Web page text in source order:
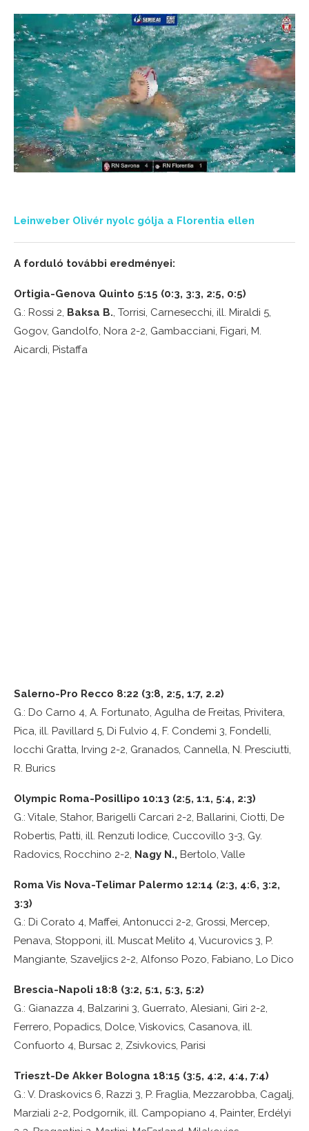
Leinweber Olivér nyolc gólja a Florentia ellen
A forduló további eredményei:
Ortigia-Genova Quinto 5:15 (0:3, 3:3, 2:5, 0:5)
G.: Rossi 2, Baksa B. , Torrisi, Carnesecchi, ill. Miraldi 5,
Gogov, Gandolfo, Nora 2-2, Gambacciani, Figari, M.
Aicardi, Pistaffa
Salerno-Pro Recco 8:22 (3:8, 2:5, 1:7, 2.2)
G.: Do Carno 4, A. Fortunato, Agulha de Freitas, Privitera,
Pica, ill. Pavillard 5, Di Fulvio 4, F. Condemi 3, Fondelli,
Iocchi Gratta, Irving 2-2, Granados, Cannella, N. Presciutti,
R. Burics
Olympic Roma-Posillipo 10:13 (2:5, 1:1, 5:4, 2:3)
G.: Vitale, Stahor, Barigelli Carcari 2-2, Ballarini, Ciotti, De
Robertis, Patti, ill. Renzuti Iodice, Cuccovillo 3-3, Gy.
Radovics, Rocchino 2-2, Nagy N., Bertolo, Valle
Roma Vis Nova-Telimar Palermo 12:14 (2:3, 4:6, 3:2,
3:3)
G.: Di Corato 4, Maffei, Antonucci 2-2, Grossi, Mercep,
Penava, Stopponi, ill. Muscat Melito 4, Vucurovics 3, P.
Mangiante, Szaveljics 2-2, Alfonso Pozo, Fabiano, Lo Dico
Brescia-Napoli 18:8 (3:2, 5:1, 5:3, 5:2)
G.: Gianazza 4, Balzarini 3, Guerrato, Alesiani, Giri 2-2,
Ferrero, Popadics, Dolce, Viskovics, Casanova, ill.
Confuorto 4, Bursac 2, Zsivkovics, Parisi
Trieszt-De Akker Bologna 18:15 (3:5, 4:2, 4:4, 7:4)
G.: V. Draskovics 6, Razzi 3, P. Fraglia, Mezzarobba, Cagalj,
Marziali 2-2, Podgornik, ill. Campopiano 4, Painter, Erdélyi